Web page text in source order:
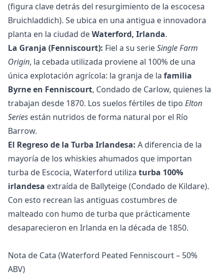
(figura clave detrás del resurgimiento de la escocesa
Bruichladdich). Se ubica en una antigua e innovadora
planta en la ciudad deWaterford, Irlanda.
La Granja (Fenniscourt): Fiel a su serieSingle Farm
Origin, la cebada utilizada proviene al 100% de una
única explotación agrícola: la granja de la familia
Byrne en Fenniscourt, Condado de Carlow, quienes la
trabajan desde 1870. Los suelos fértiles de tipo Elton
Series están nutridos de forma natural por el Río
Barrow.
El Regreso de la Turba Irlandesa: A diferencia de la
mayoría de los whiskies ahumados que importan
turba de Escocia, Waterford utiliza turba 100%
irlandesa extraída de Ballyteige (Condado de Kildare).
Con esto recrean las antiguas costumbres de
malteado con humo de turba que prácticamente
desaparecieron en Irlanda en la década de 1850.
Nota de Cata (Waterford Peated Fenniscourt – 50%
ABV)